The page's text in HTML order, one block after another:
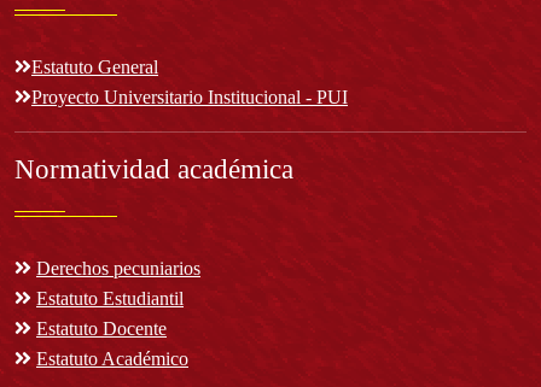
Estatuto General
Proyecto Universitario Institucional - PUI
Normatividad académica
Derechos pecuniarios
Estatuto Estudiantil
Estatuto Docente
Estatuto Académico